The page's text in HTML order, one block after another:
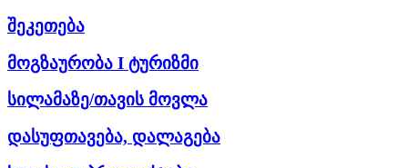
შეკეთება
მოგზაურობა I ტურიზმი
სილამაზე/თავის მოვლა
დასუფთავება, დალაგება